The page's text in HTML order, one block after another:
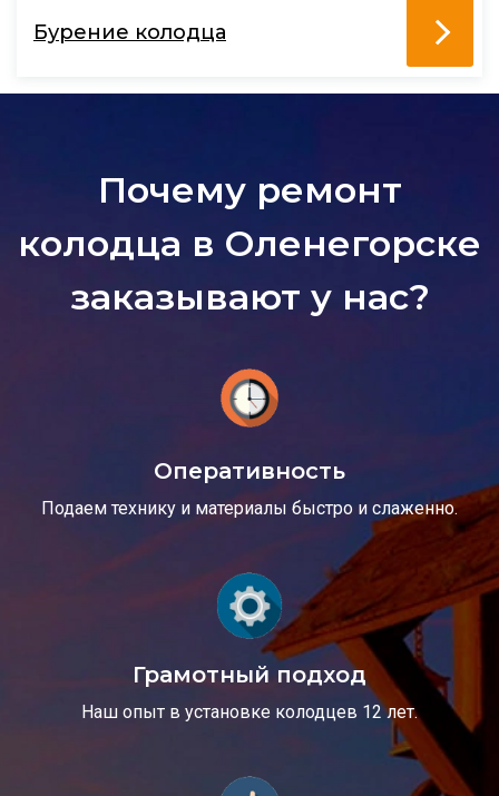
Бурение колодца
Почему ремонт
колодца в Оленегорске
заказывают у нас?
Оперативность
Подаем технику и материалы быстро и слаженно.
Грамотный подход
Наш опыт в установке колодцев 12 лет.